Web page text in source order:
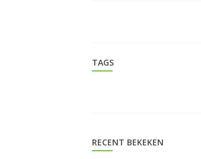
TAGS
RECENT BEKEKEN